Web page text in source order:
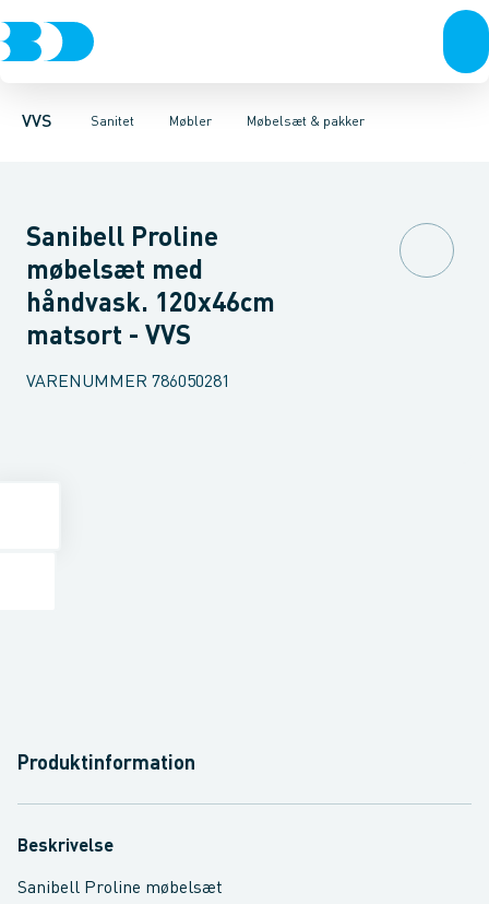
VVS Sanitet
Rør & fittingsPressfittings & rørKuglehaner & ventiler
Møbler
Toiletter, sæder og cisterner VaskeArmaturer
Møbelsæt & pakker
Møbelsæt & pakkerUnderskabeHøjskabeOverskabe
Sanibell Proline
møbelsæt med
håndvask. 120x46cm
matsort - VVS
VARENUMMER 786050281
Produktinformation
Beskrivelse
Sanibell Proline møbelsæt